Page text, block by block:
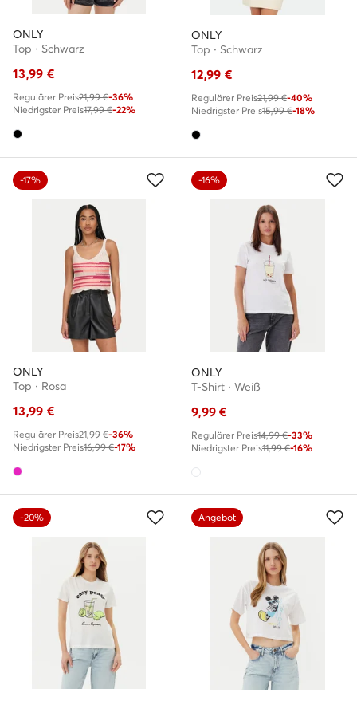
ONLY
Top · Schwarz
13,99 €
Regulärer Preis21,99 €-36%
Niedrigster Preis17,99 €-22%
ONLY
Top · Schwarz
12,99 €
Regulärer Preis21,99 €-40%
Niedrigster Preis15,99 €-18%
-17%
ONLY
Top · Rosa
13,99 €
Regulärer Preis21,99 €-36%
Niedrigster Preis16,99 €-17%
-16%
ONLY
T-Shirt · Weiß
9,99 €
Regulärer Preis14,99 €-33%
Niedrigster Preis11,99 €-16%
-20% Angebot